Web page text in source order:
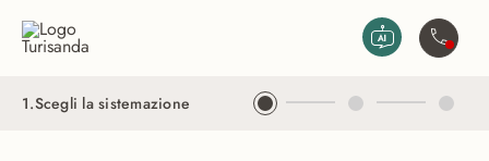
1.Scegli la sistemazione